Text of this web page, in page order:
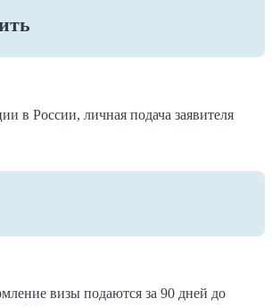
в России, личная подача заявителя
визы подаются за 90 дней до